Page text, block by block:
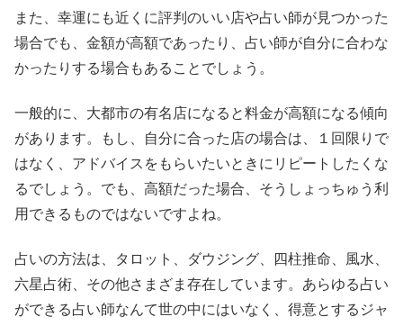
また、幸運にも近くに評判のいい店や占い師が見つかった
場合でも、金額が高額であったり、占い師が自分に合わな
かったりする場合もあることでしょう。
一般的に、大都市の有名店になると料金が高額になる傾向
があります。もし、自分に合った店の場合は、１回限りで
はなく、アドバイスをもらいたいときにリピートしたくな
るでしょう。でも、高額だった場合、そうしょっちゅう利
用できるものではないですよね。
占いの方法は、タロット、ダウジング、四柱推命、風水、
六星占術、その他さまざま存在しています。あらゆる占い
ができる占い師なんて世の中にはいなく、得意とするジャ